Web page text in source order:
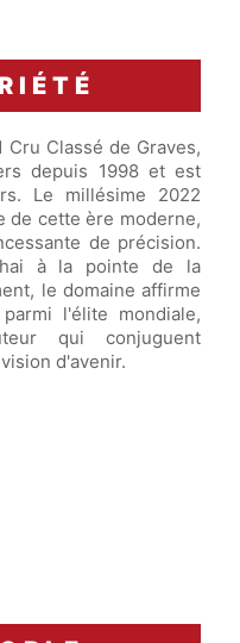
Cru Classé de Graves,
depuis 1998 et est
Le millésime 2022
de cette ère moderne,
de précision.
à la pointe de la
le domaine affirme
l'élite mondiale,
qui conjuguent
d'avenir.